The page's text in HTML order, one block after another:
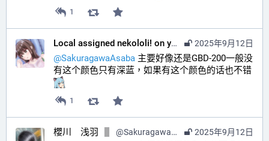
1
2025年9月12日
Local assigned nekololi! on your timeline :nacholook:
@SakuragawaAsaba 主要好像还是GBD-200一般没
1
2025年9月12日
櫻川 浅羽 @SakuragawaAsaba@hub.sakuragawa.moe